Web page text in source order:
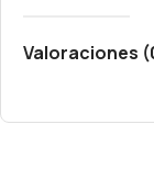
Valoraciones